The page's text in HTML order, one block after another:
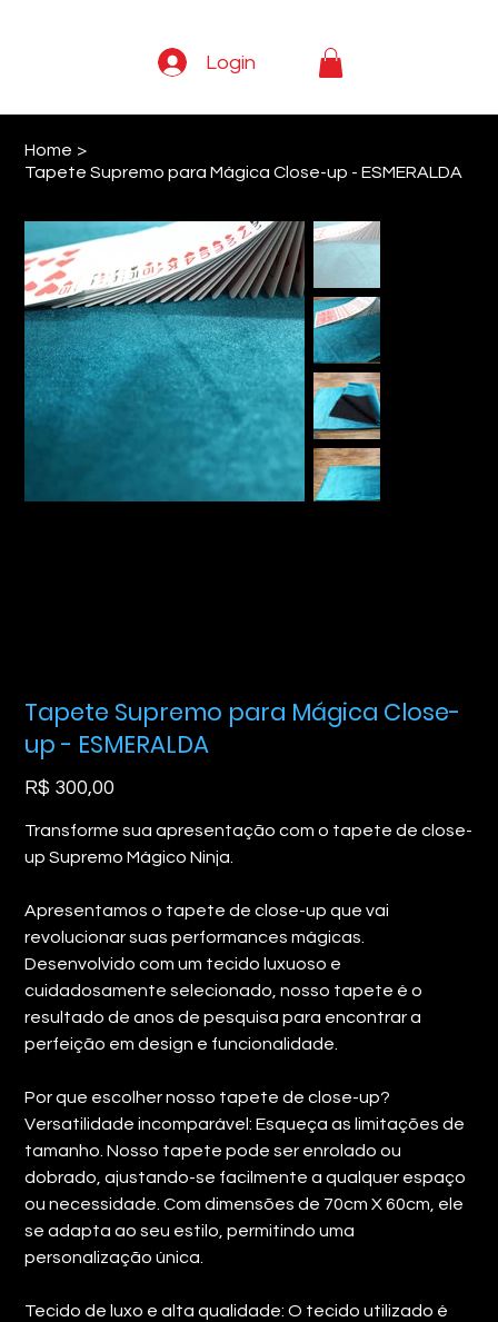
Login
Home >
Tapete Supremo para Mágica Close-up - ESMERALDA
Tapete Supremo para Mágica Close-
up - ESMERALDA
Preço
R$ 300,00
Transforme sua apresentação com o tapete de close-
up Supremo Mágico Ninja.
Apresentamos o tapete de close-up que vai
revolucionar suas performances mágicas.
Desenvolvido com um tecido luxuoso e
cuidadosamente selecionado, nosso tapete é o
resultado de anos de pesquisa para encontrar a
perfeição em design e funcionalidade.
Por que escolher nosso tapete de close-up?
Versatilidade incomparável: Esqueça as limitações de
tamanho. Nosso tapete pode ser enrolado ou
dobrado, ajustando-se facilmente a qualquer espaço
ou necessidade. Com dimensões de 70cm X 60cm, ele
se adapta ao seu estilo, permitindo uma
personalização única.
Tecido de luxo e alta qualidade: O tecido utilizado é